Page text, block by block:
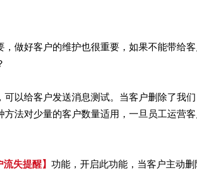
做好客户的维护也很重要，如果不能带给
以给客户发送消息测试。当客户删除了我
法对少量的客户数量适用，一旦员工运营
流失提醒】 功能，开启此功能，当客户主动